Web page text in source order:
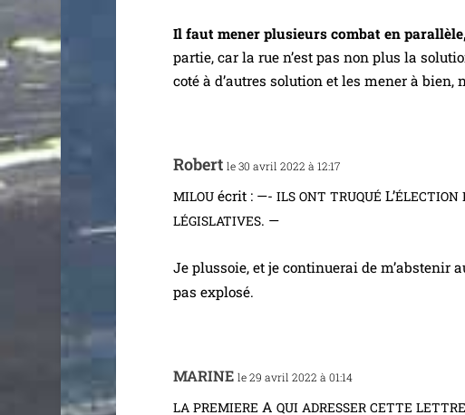
Il faut mener plu­sieurs com­bat en
par­tie, car la rue n’est pas non plus la
coté à d’autres solu­tion et les mener à bien,
Robert le 30 avril 2022 à 12:17
MILOU écrit : —-ILS ONT TRUQUÉ L’ÉLECTION
LÉGISLATIVES. —
Je plus­soie, et je conti­nue­rai de m’abs­te­nir
pas explosé.
MARINE le 29 avril 2022 à 01:14
LA PREMIERE AQUI ADRESSER CETTE LETTRE